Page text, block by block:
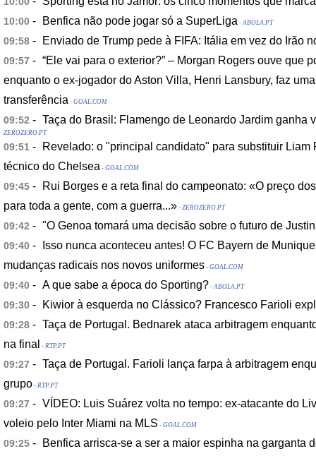
10:00 - Benfica não pode jogar só a SuperLiga - ABOLA.PT
09:58 - Enviado de Trump pede à FIFA: Itália em vez do Irão
09:57 - “Ele vai para o exterior?” – Morgan Rogers ouve que
enquanto o ex-jogador do Aston Villa, Henri Lansbury, faz
transferência - GOAL.COM
09:52 - Taça do Brasil: Flamengo de Leonardo Jardim ganha
ZEROZERO.PT
09:51 - Revelado: o "principal candidato" para substituir Liam
técnico do Chelsea - GOAL.COM
09:45 - Rui Borges e a reta final do campeonato: «O preço
para toda a gente, com a guerra...» - ZEROZERO.PT
09:42 - "O Genoa tomará uma decisão sobre o futuro de
09:40 - Isso nunca aconteceu antes! O FC Bayern de
mudanças radicais nos novos uniformes - GOAL.COM
09:40 - A que sabe a época do Sporting? - ABOLA.PT
09:30 - Kiwior à esquerda no Clássico? Francesco Farioli
09:28 - Taça de Portugal. Bednarek ataca arbitragem
na final - RTP.PT
09:27 - Taça de Portugal. Farioli lança farpa à arbitragem
grupo - RTP.PT
09:27 - VÍDEO: Luis Suárez volta no tempo: ex-atacante do
voleio pelo Inter Miami na MLS - GOAL.COM
09:25 - Benfica arrisca-se a ser a maior espinha na garganta